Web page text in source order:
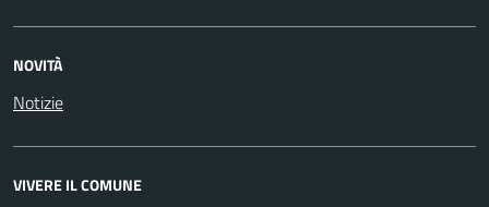
NOVITÀ
Notizie
VIVERE IL COMUNE